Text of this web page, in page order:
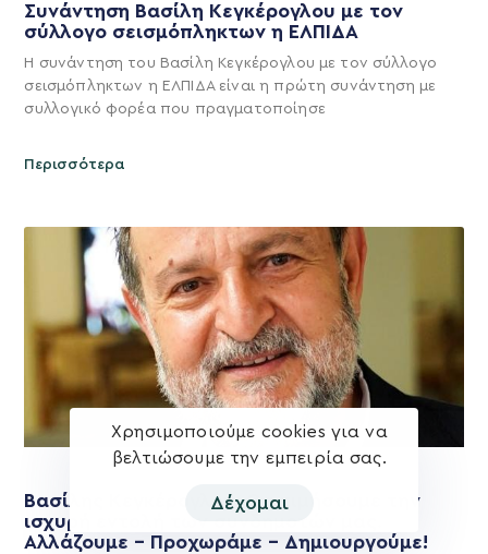
Συνάντηση Βασίλη Κεγκέρογλου με τον
σύλλογο σεισμόπληκτων η ΕΛΠΙΔΑ
Η συνάντηση του Βασίλη Κεγκέρογλου με τον σύλλογο
σεισμόπληκτων η ΕΛΠΙΔΑ είναι η πρώτη συνάντηση με
συλλογικό φορέα που πραγματοποίησε
Περισσότερα
Βασίλης Κεγκέρογλου: Θα τιμήσουμε την
ισχυρή εντολή των συνδημοτών μας.
Αλλάζουμε – Προχωράμε – Δημιουργούμε!
Χρησιμοποιούμε cookies για να
βελτιώσουμε την εμπειρία σας.
Δέχομαι